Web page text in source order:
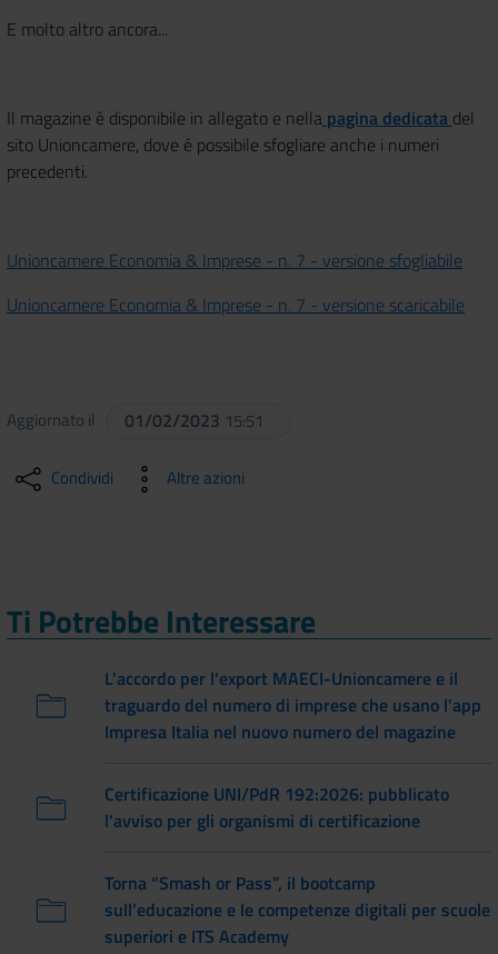
E molto altro ancora...
Il magazine è disponibile in allegato e nella pagina dedicata del
sito Unioncamere, dove é possibile sfogliare anche i numeri
precedenti.
Unioncamere Economia & Imprese - n. 7 - versione sfogliabile
Unioncamere Economia & Imprese - n. 7 - versione scaricabile
Aggiornato il 01/02/2023 15:51
Condividi Altre azioni
Ti Potrebbe Interessare
L'accordo per l'export MAECI-Unioncamere e il
traguardo del numero di imprese che usano l'app
Impresa Italia nel nuovo numero del magazine
Certificazione UNI/PdR 192:2026: pubblicato
l'avviso per gli organismi di certificazione
Torna “Smash or Pass”, il bootcamp
sull’educazione e le competenze digitali per scuole
superiori e ITS Academy